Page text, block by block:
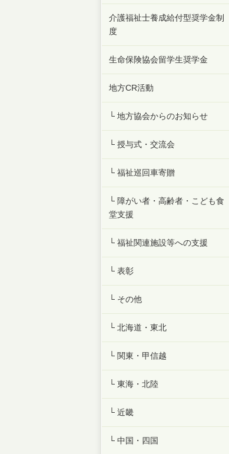
介護福祉士養成給付型奨学金制
度
生命保険協会留学生奨学金
地方CR活動
└ 地方協会からのお知らせ
└ 授与式・交流会
└ 福祉巡回車寄贈
└ 障がい者・高齢者・こども食
堂支援
└ 福祉関連施設等への支援
└ 表彰
└ その他
└ 北海道・東北
└ 関東・甲信越
└ 東海・北陸
└ 近畿
└ 中国・四国